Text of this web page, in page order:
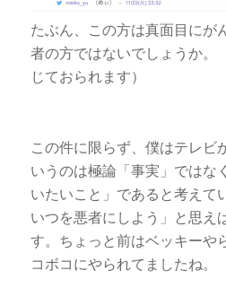
たぶん、この方は真面目にが
者の方ではないでしょうか。
じておられます）
この件に限らず、僕はテレビ
いうのは極論「事実」ではな
いたいこと」であると考えて
いつを悪者にしよう」と思え
す。ちょっと前はベッキーや
コボコにやられてましたね。